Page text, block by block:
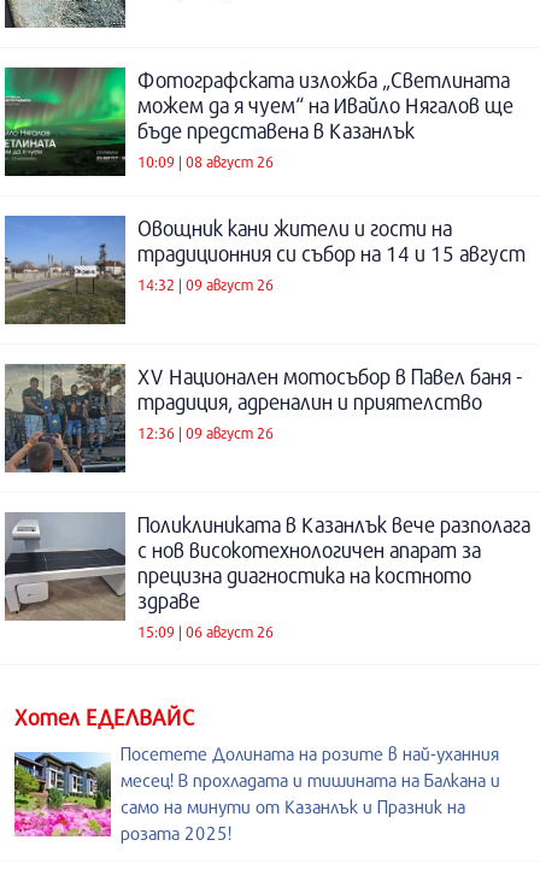
Фотографската изложба „Светлината
можем да я чуем“ на Ивайло Нягалов ще
бъде представена в Казанлък
10:09 | 08 август 26
Овощник кани жители и гости на
традиционния си събор на 14 и 15 август
14:32 | 09 август 26
XV Национален мотосъбор в Павел баня -
традиция, адреналин и приятелство
12:36 | 09 август 26
Поликлиниката в Казанлък вече разполага
с нов високотехнологичен апарат за
прецизна диагностика на костното
здраве
15:09 | 06 август 26
Хотел ЕДЕЛВАЙС
Посетете Долината на розите в най-уханния
месец! В прохладата и тишината на Балкана и
само на минути от Казанлък и Празник на
розата 2025!